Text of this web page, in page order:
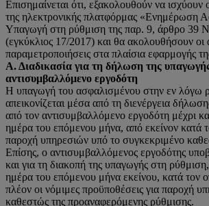
Επισημαίνεται ότι, εξακολουθούν να ισχύουν
της ηλεκτρονικής πλατφόρμας «Ενημέρωση
Υπαγωγή στη ρύθμιση της παρ. 9, άρθρο 39
(εγκύκλιος 17/2017) και θα ακολουθήσουν οι
παραμετροποιήσεις στα πλαίσια εφαρμογής
Α. Διαδικασία για τη δήλωση της
αντισυμβαλλόμενο εργοδότη
Η υπαγωγή του ασφαλισμένου στην εν λόγω
απεικονίζεται μέσα από τη διενέργεια
από τον αντισυμβαλλόμενο εργοδότη μέχρι
ημέρα του επόμενου μήνα, από εκείνον κατά
παροχή υπηρεσιών υπό το συγκεκριμένο
Επίσης, ο αντισυμβαλλόμενος εργοδότης
και για τη διακοπή της υπαγωγής στη
ημέρα του επόμενου μήνα εκείνου, κατά τον
πλέον οι νόμιμες προϋποθέσεις για παροχή
καθεστώς της προαναφερόμενης ρύθμισης.